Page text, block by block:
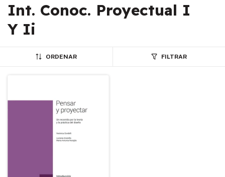
Int. Conoc. Proyectual I
Y Ii
ORDENAR FILTRAR